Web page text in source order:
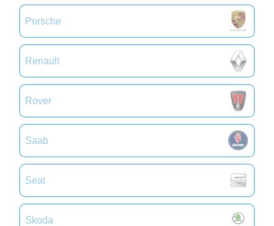
Porsche
Renault
Rover
Saab
Seat
Skoda